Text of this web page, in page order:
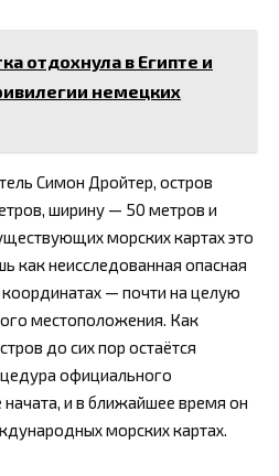
отдохнула в Египте и
немецких
Симон Дройтер, остров
ширину — 50 метров и
морских картах это
как неисследованная опасная
— почти на целую
местоположения. Как
до сих пор остаётся
официального
и в ближайшее время он
морских картах.